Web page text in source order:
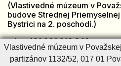
(Vlastivedné múzeum v
budove Strednej
Bystrici na 2. poschodí.)
tel.: +421 901 918 846
e-mail:
Vlastivedné múzeum v
partizánov 1132/52, 017 01